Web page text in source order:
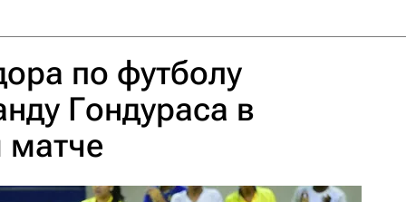
по футболу
Гондураса в